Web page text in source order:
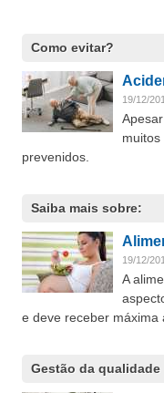
Como evitar?
19/12/
prevenidos.
Saiba mais sobre:
19/12/
A
e deve receber máxima
Gestão da qualidade